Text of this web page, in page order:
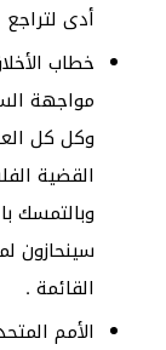
أدى
خطاب
مواجهة
وكل كل
القضية
وبالتمسك
سينحازون
القائمة .
الأمم